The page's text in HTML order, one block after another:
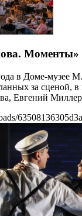
Моменты»
в Доме-музее
за сценой,
Евгений